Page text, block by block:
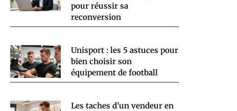
pour réussir sa
reconversion
Unisport : les 5 astuces pour
bien choisir son
équipement de football
Les taches d’un vendeur en